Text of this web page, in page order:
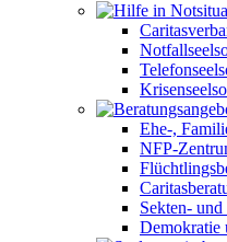
Ehe-,
NFP-
Sekten- und
Demokratie